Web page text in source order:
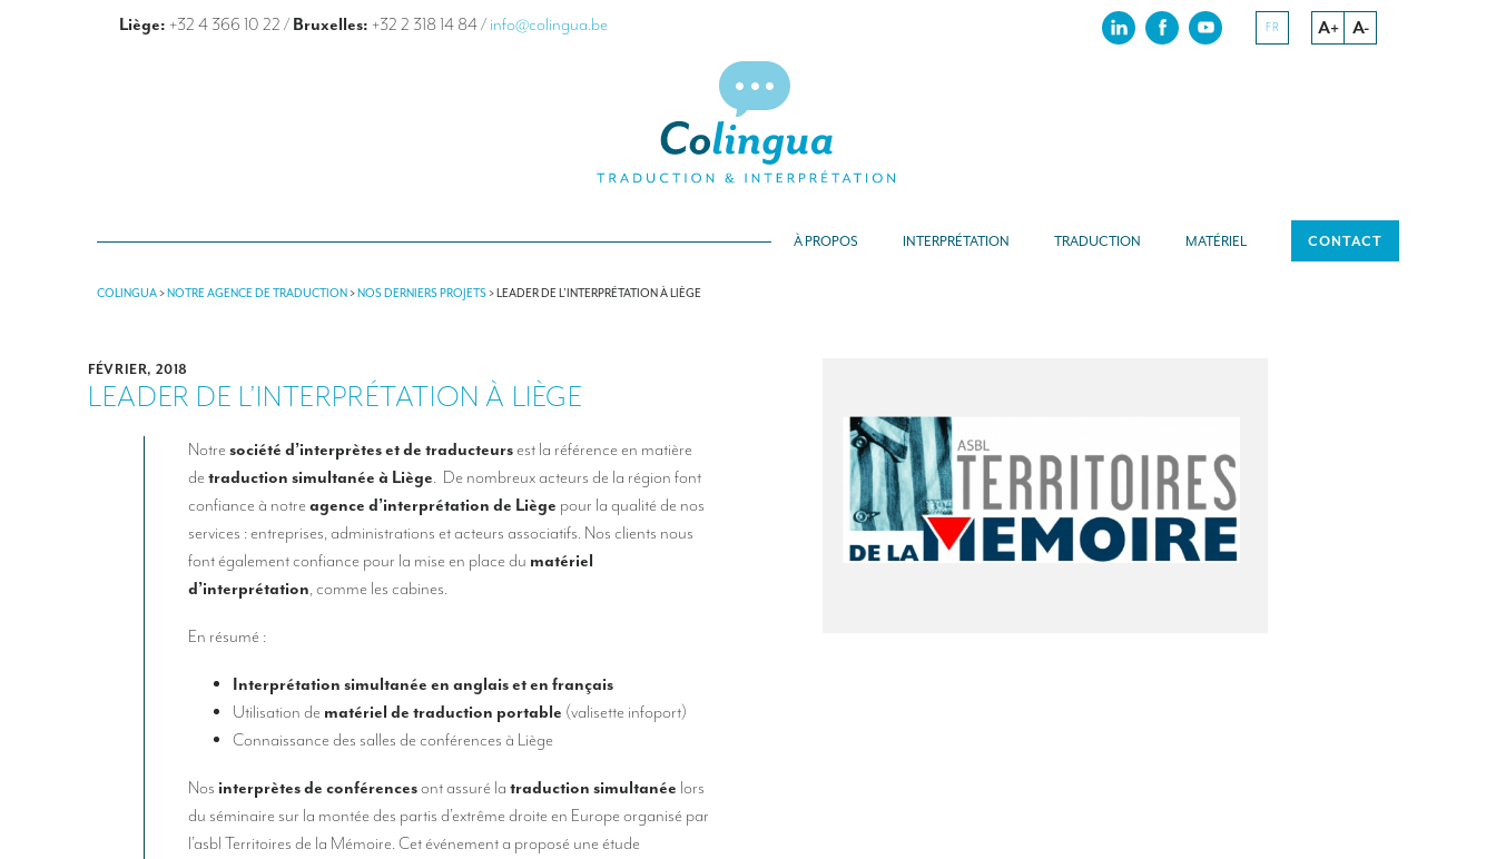
Liège: +32 4 366 10 22 / Bruxelles: +32 2 318 14 84/ info@colingua.be A+ A-
FR
À PROPOS INTERPRÉTATION TRADUCTION MATÉRIEL CONTACT
COLINGUA>NOTRE AGENCE DE TRADUCTION>NOS DERNIERS PROJETS>LEADER DE L’INTERPRÉTATION À LIÈGE
FÉVRIER, 2018
LEADER DE L’INTERPRÉTATION À LIÈGE
Notresociété d’interprètes et de traducteursest la référence en matière
de traduction simultanée à Liège. De nombreux acteurs de la région font
confiance à notreagence d’interprétation de Liège pour la qualité de nos
services : entreprises, administrations et acteurs associatifs. Nos clients nous
font également confiance pour la mise en place du matériel
d’interprétation, comme les cabines.
En résumé :
Interprétation simultanée en anglais et en français
Utilisation de matériel de traduction portable (valisette infoport)
Connaissance des salles de conférences à Liège
Nos interprètes de conférencesont assuré latraduction simultanée lors
du séminaire sur la montée des partis d’extrême droite en Europe organisé par
l’asbl Territoires de la Mémoire. Cet événement a proposé une étude